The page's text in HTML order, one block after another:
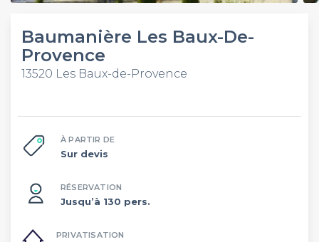
Baumanière Les Baux-De-
Provence
13520 Les Baux-de-Provence
À PARTIR DE
Sur devis
RÉSERVATION
Jusqu’à 130 pers.
PRIVATISATION